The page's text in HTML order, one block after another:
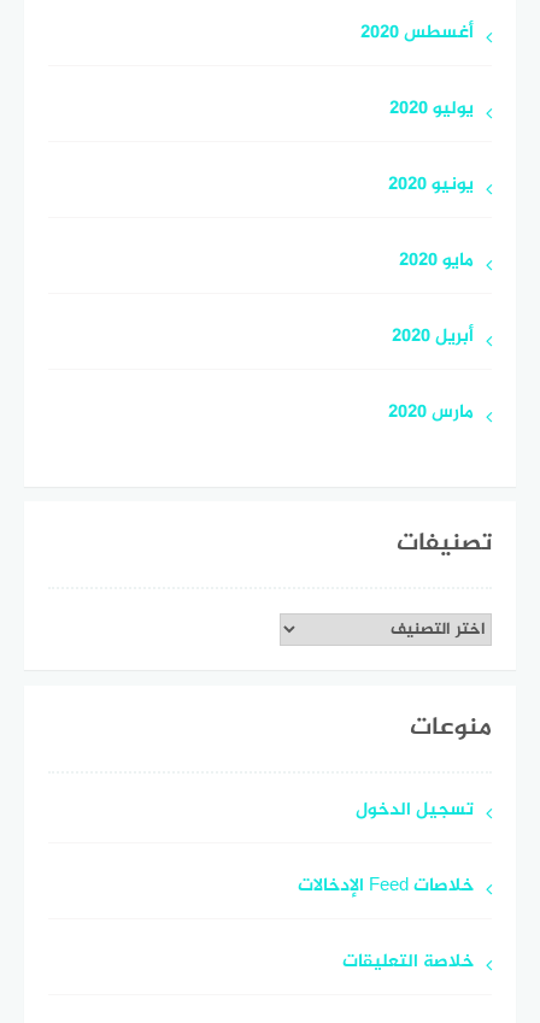
أغسطس 2020
يوليو 2020
يونيو 2020
مايو 2020
أبريل 2020
مارس 2020
تصنيفات
تصنيفات
منوعات
تسجيل الدخول
خلاصات Feed الإدخالات
خلاصة التعليقات